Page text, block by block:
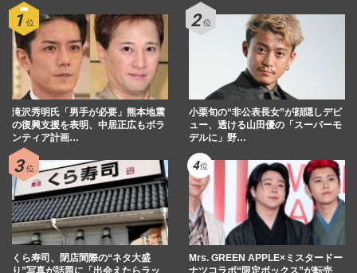
滝沢秀明氏「男手が必要」熊本地震
の復興支援を表明、中居正広もボラ
ンティア計画…
小栗旬の“非公表長女”が顔隠しデビ
ュー、透ける山田優の「スーパーモ
デルに」野…
くら寿司、閉店間際の“ネタ大盛
り”写真が話題に「出会えたらラッ
Mrs. GREEN APPLE×ミスタードー
ナツコラボ“限定ボックス”が転売